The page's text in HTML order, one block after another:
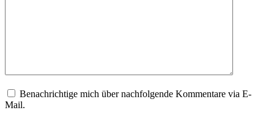
Benachrichtige mich über nachfolgende Kommentare via E-
Mail.